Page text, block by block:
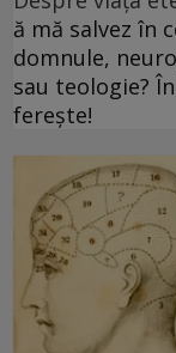
ă mă salvez în
domnule,
sau teologie?
ferește!